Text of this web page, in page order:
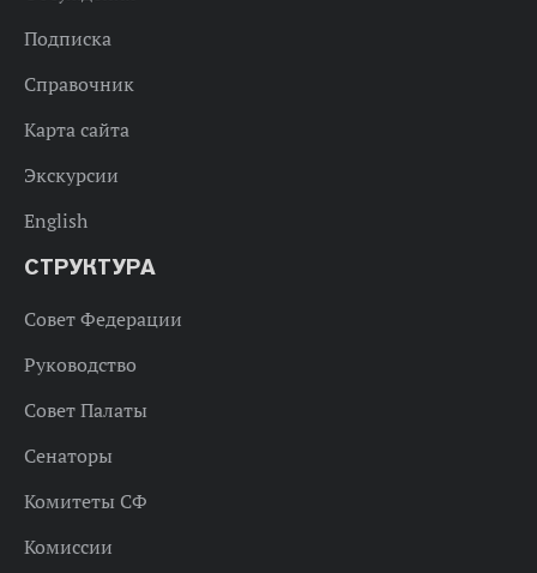
Подписка
Справочник
Карта сайта
Экскурсии
English
СТРУКТУРА
Совет Федерации
Руководство
Совет Палаты
Сенаторы
Комитеты СФ
Комиссии